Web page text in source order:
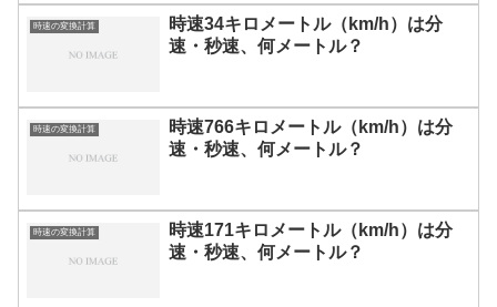
時速の変換計算
時速34キロメートル（km/h）は分
速・秒速、何メートル？
時速の変換計算
時速766キロメートル（km/h）は分
速・秒速、何メートル？
時速の変換計算
時速171キロメートル（km/h）は分
速・秒速、何メートル？